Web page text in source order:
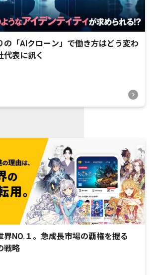
の「AIクローン」で働き方はどう変わ
代表に訊く
界NO.１。急成長市場の覇権を握る
戦略